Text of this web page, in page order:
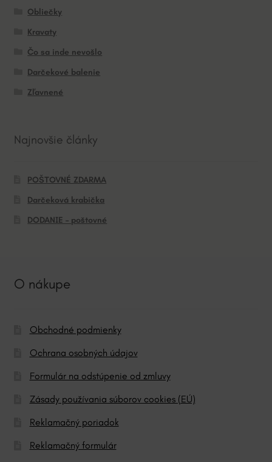
Obliečky
Kravaty
Čo sa inde nevošlo
Darčekové balenie
Zľavnené
Najnovšie články
POŠTOVNÉ ZDARMA
Darčeková krabička
DODANIE – poštovné
O nákupe
Obchodné podmienky
Ochrana osobných údajov
Formulár na odstúpenie od zmluvy
Zásady používania súborov cookies (EÚ)
Reklamačný poriadok
Reklamačný formulár